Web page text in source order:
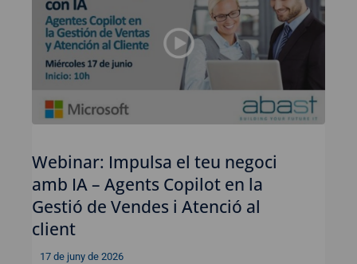
Webinar: Impulsa el teu negoci
amb IA – Agents Copilot en la
Gestió de Vendes i Atenció al
client
17 de juny de 2026